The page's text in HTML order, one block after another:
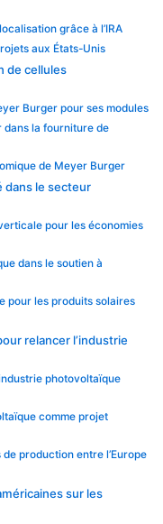
grâce à l’IRA
aux États-Unis
de cellules
Burger pour ses modules
dans la fourniture de
de Meyer Burger
dans le secteur
pour les économies
dans le soutien à
pour les produits solaires
relancer l’industrie
photovoltaïque
comme projet
production entre l’Europe
sur les